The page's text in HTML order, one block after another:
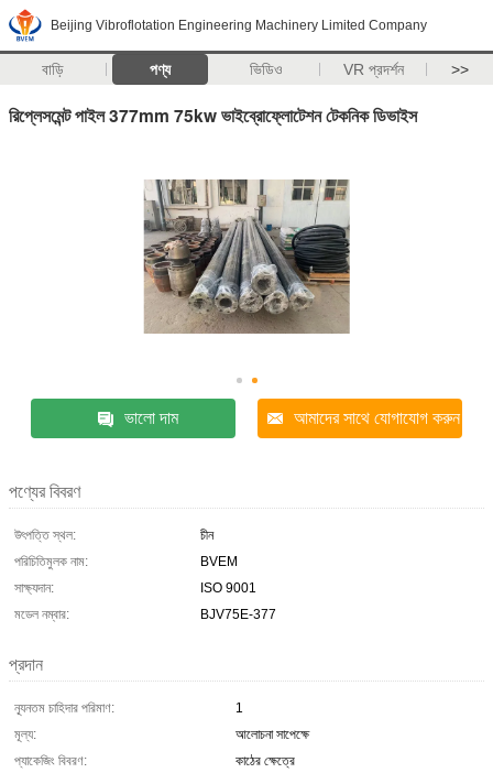
Beijing Vibroflotation Engineering Machinery Limited Company
বাড়ি পণ্য ভিডিও VR প্রদর্শন >>
রিপ্লেসমেন্ট পাইল 377mm 75kw ভাইব্রোফ্লোটেশন টেকনিক ডিভাইস
ভালো দাম আমাদের সাথে যোগাযোগ করুন
পণ্যের বিবরণ
উৎপত্তি স্থল:
চীন
পরিচিতিমুলক নাম:
BVEM
সাক্ষ্যদান:
ISO 9001
মডেল নম্বার:
BJV75E-377
প্রদান
ন্যূনতম চাহিদার পরিমাণ:
1
মূল্য:
আলোচনা সাপেক্ষে
প্যাকেজিং বিবরণ:
কাঠের ক্ষেত্রে